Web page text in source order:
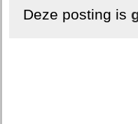
Deze posting is